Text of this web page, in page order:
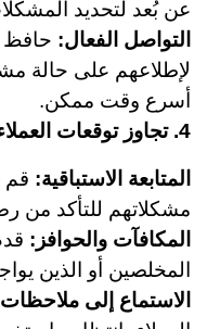
عن بُعد لتحديد
التواصل الفعال: حافظ
لإطلاعهم على حالة
أسرع وقت ممكن.
4. تجاوز توقعات العملاء:
المتابعة الاستباقية: قم
مشكلاتهم للتأكد من
المكافآت والحوافز:
المخلصين أو الذين
الاستماع إلى ملاحظات